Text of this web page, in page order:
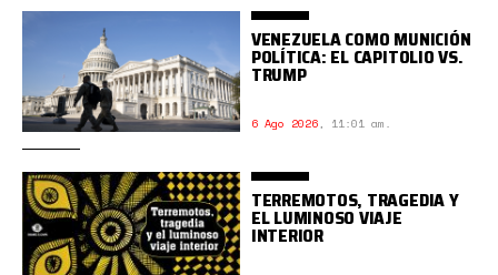
VENEZUELA COMO MUNICIÓN
POLÍTICA: EL CAPITOLIO VS.
TRUMP
6 Ago 2026, 11:01 am.
TERREMOTOS, TRAGEDIA Y
EL LUMINOSO VIAJE
INTERIOR